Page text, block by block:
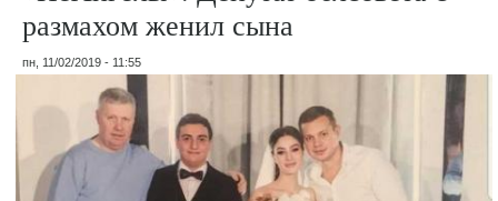
размахом женил сына
пн, 11/02/2019 - 11:55